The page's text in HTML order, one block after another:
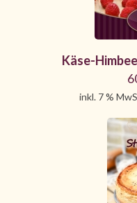
Käse-
inkl. 7 %